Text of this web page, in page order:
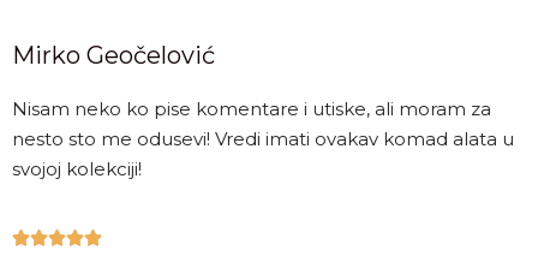
Mirko Geočelović
Nisam neko ko pise komentare i utiske, ali moram za
nesto sto me odusevi! Vredi imati ovakav komad alata u
svojoj kolekciji!
